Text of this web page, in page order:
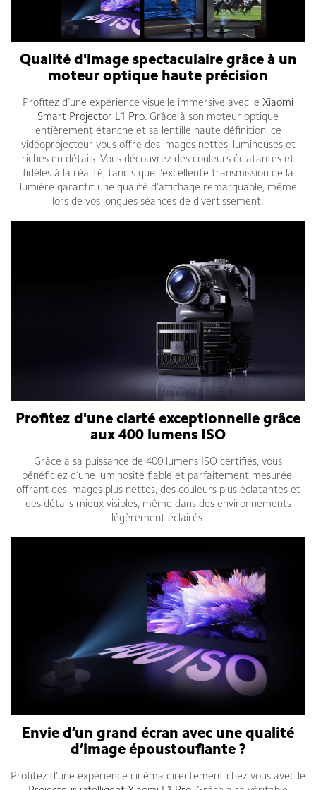
Qualité d'image spectaculaire grâce à un
moteur optique haute précision
Profitez d’une expérience visuelle immersive avec le Xiaomi
Smart Projector L1 Pro. Grâce à son moteur optique
entièrement étanche et sa lentille haute définition, ce
vidéoprojecteur vous offre des images nettes, lumineuses et
riches en détails. Vous découvrez des couleurs éclatantes et
fidèles à la réalité, tandis que l’excellente transmission de la
lumière garantit une qualité d’affichage remarquable, même
lors de vos longues séances de divertissement.
Profitez d'une clarté exceptionnelle grâce
aux 400 lumens ISO
Grâce à sa puissance de 400 lumens ISO certifiés, vous
bénéficiez d’une luminosité fiable et parfaitement mesurée,
offrant des images plus nettes, des couleurs plus éclatantes et
des détails mieux visibles, même dans des environnements
légèrement éclairés.
Envie d’un grand écran avec une qualité
d’image époustouflante ?
Profitez d’une expérience cinéma directement chez vous avec le